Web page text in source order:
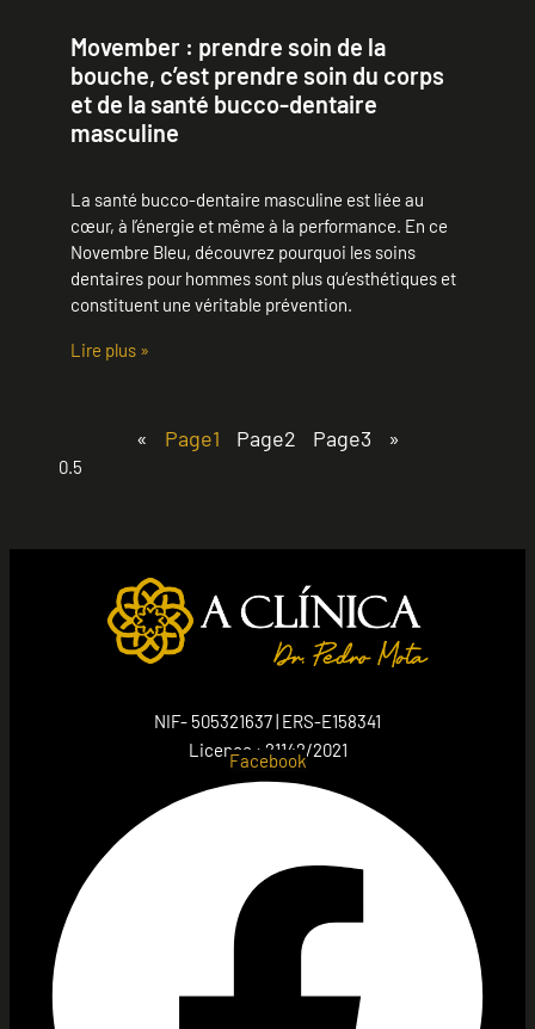
Movember : prendre soin de la
bouche, c’est prendre soin du corps
et de la santé bucco-dentaire
masculine
La santé bucco-dentaire masculine est liée au
cœur, à l’énergie et même à la performance. En ce
Novembre Bleu, découvrez pourquoi les soins
dentaires pour hommes sont plus qu’esthétiques et
constituent une véritable prévention.
Lire plus »
« Page1 Page2 Page3 »
NIF- 505321637 | ERS-E158341
Licence : 21142/2021
Facebook